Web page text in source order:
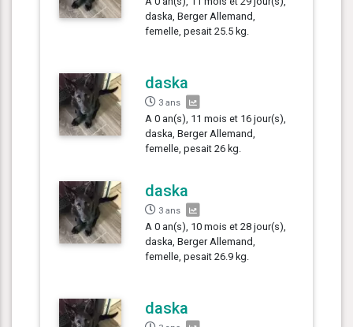
daska, Berger Allemand,
femelle, pesait 25.5 kg.
daska
3 ans
A 0 an(s), 11 mois et 16 jour(s),
daska, Berger Allemand,
femelle, pesait 26 kg.
daska
3 ans
A 0 an(s), 10 mois et 28 jour(s),
daska, Berger Allemand,
femelle, pesait 26.9 kg.
daska